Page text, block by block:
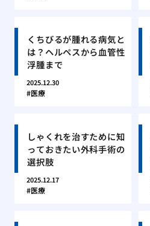
くちびるが腫れる病気と
は？ヘルペスから血管性
浮腫まで
2025.12.30
医療
しゃくれを治すために知
っておきたい外科手術の
選択肢
2025.12.17
医療